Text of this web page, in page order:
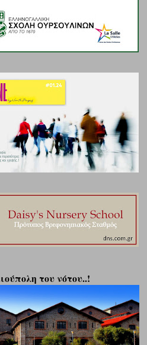
του νότου..!